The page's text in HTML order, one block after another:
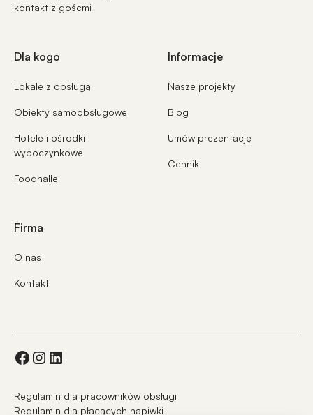
kontakt z goścmi
Dla kogo
Lokale z obsługą
Obiekty samoobsługowe
Hotele i ośrodki
wypoczynkowe
Foodhalle
Informacje
Nasze projekty
Blog
Umów prezentację
Cennik
Firma
O nas
Kontakt
Regulamin dla pracowników obsługi
Regulamin dla płacących napiwki